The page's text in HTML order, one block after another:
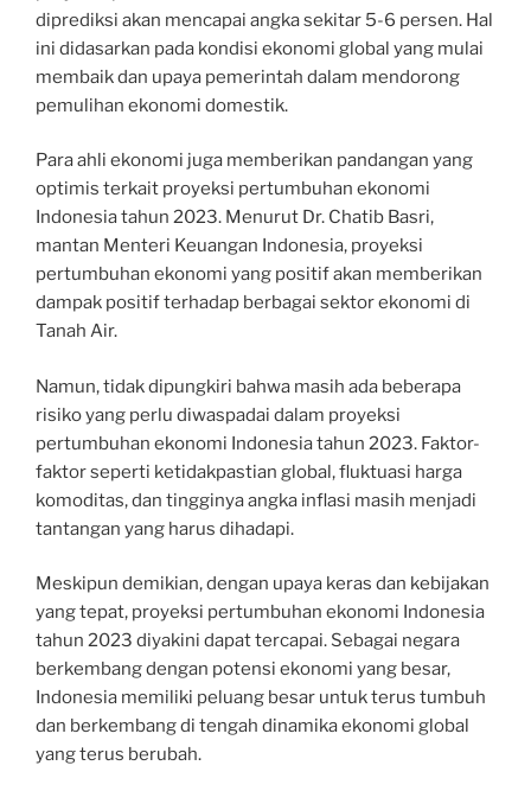
diprediksi akan mencapai angka sekitar 5-6 persen. Hal
ini didasarkan pada kondisi ekonomi global yang mulai
membaik dan upaya pemerintah dalam mendorong
pemulihan ekonomi domestik.
Para ahli ekonomi juga memberikan pandangan yang
optimis terkait proyeksi pertumbuhan ekonomi
Indonesia tahun 2023. Menurut Dr. Chatib Basri,
mantan Menteri Keuangan Indonesia, proyeksi
pertumbuhan ekonomi yang positif akan memberikan
dampak positif terhadap berbagai sektor ekonomi di
Tanah Air.
Namun, tidak dipungkiri bahwa masih ada beberapa
risiko yang perlu diwaspadai dalam proyeksi
pertumbuhan ekonomi Indonesia tahun 2023. Faktor-
faktor seperti ketidakpastian global, fluktuasi harga
komoditas, dan tingginya angka inflasi masih menjadi
tantangan yang harus dihadapi.
Meskipun demikian, dengan upaya keras dan kebijakan
yang tepat, proyeksi pertumbuhan ekonomi Indonesia
tahun 2023 diyakini dapat tercapai. Sebagai negara
berkembang dengan potensi ekonomi yang besar,
Indonesia memiliki peluang besar untuk terus tumbuh
dan berkembang di tengah dinamika ekonomi global
yang terus berubah.